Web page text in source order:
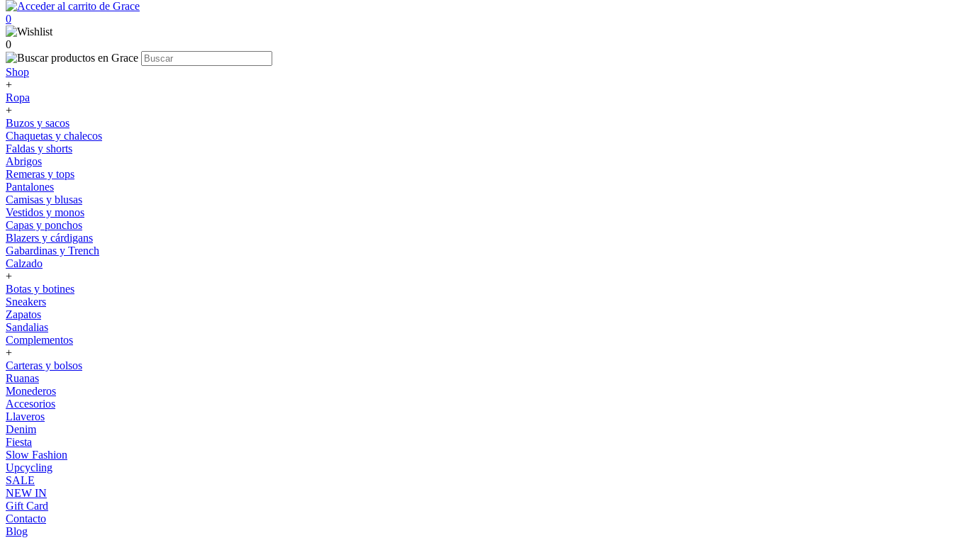
0
0
Shop
+
Ropa
+
Buzos y sacos
Chaquetas y chalecos
Faldas y shorts
Abrigos
Remeras y tops
Pantalones
Camisas y blusas
Vestidos y monos
Capas y ponchos
Blazers y cárdigans
Gabardinas y Trench
Calzado
+
Botas y botines
Sneakers
Zapatos
Sandalias
Complementos
+
Carteras y bolsos
Ruanas
Monederos
Accesorios
Llaveros
Denim
Fiesta
Slow Fashion
Upcycling
SALE
NEW IN
Gift Card
Contacto
Blog